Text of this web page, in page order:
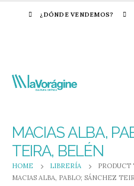
¿DÓNDE VENDEMOS?
MACIAS ALBA,
TEIRA, BELÉN
HOME LIBRERÍA
PRODUCT
MACIAS ALBA, PABLO; SÁNCHEZ